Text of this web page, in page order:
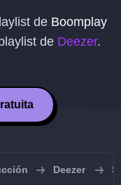
de Boomplay
de Deezer.
Deezer